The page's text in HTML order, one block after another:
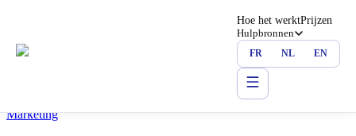
Hoe het werktPrijzen
Hulpbronnen
FR NL EN
Tips om je zaak te laten groeien.
Advies en trends om zichtbaarheid te boosten met lokale creators
Marketing